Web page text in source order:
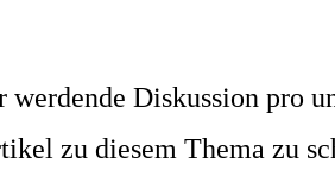
Diskussion pro
zu diesem Thema zu